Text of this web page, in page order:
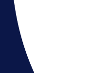
Brat Kerima